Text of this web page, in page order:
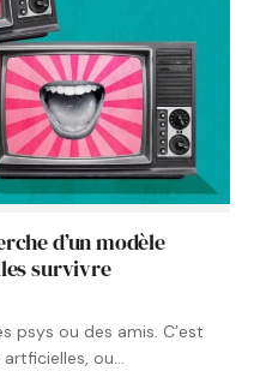
d’un modèle
survivre
psys ou des amis. C’est
ou…